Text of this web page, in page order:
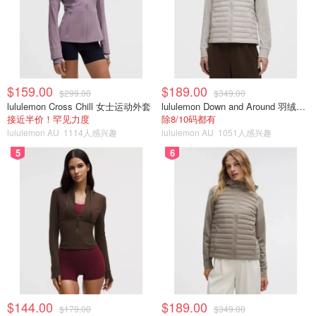
$159.00 $299.00
lululemon Cross Chill 女士运动外套
接近半价！罕见力度
lululemon AU 1114人感兴趣
$189.00 $349.00
lululemon Down and Around 羽绒夹克
除8/10码都有
lululemon AU 1051人感兴趣
5
$144.00 $179.00
6
$189.00 $349.00